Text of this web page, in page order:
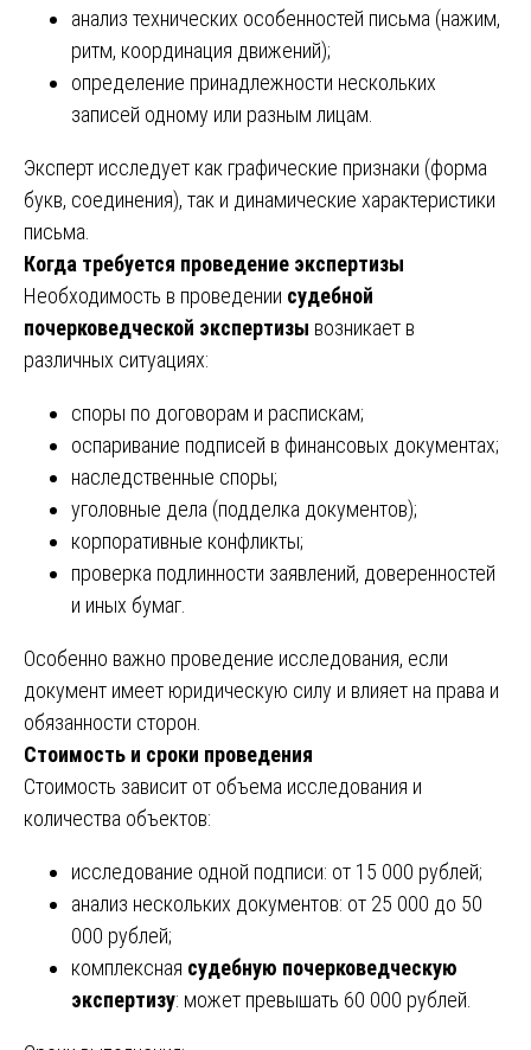
анализ технических особенностей письма (нажим,
ритм, координация движений);
определение принадлежности нескольких
записей одному или разным лицам.
Эксперт исследует как графические признаки (форма
букв, соединения), так и динамические характеристики
письма.
Когда требуется проведение экспертизы
Необходимость в проведении судебной
почерковедческой экспертизы возникает в
различных ситуациях:
споры по договорам и распискам;
оспаривание подписей в финансовых документах;
наследственные споры;
уголовные дела (подделка документов);
корпоративные конфликты;
проверка подлинности заявлений, доверенностей
и иных бумаг.
Особенно важно проведение исследования, если
документ имеет юридическую силу и влияет на права и
обязанности сторон.
Стоимость и сроки проведения
Стоимость зависит от объема исследования и
количества объектов:
исследование одной подписи: от 15 000 рублей;
анализ нескольких документов: от 25 000 до 50
000 рублей;
комплексная судебную почерковедческую
экспертизу: может превышать 60 000 рублей.